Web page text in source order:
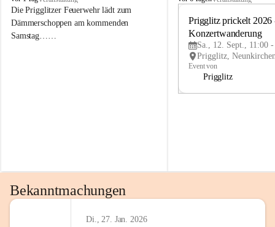
r
i
g
Die Prigglitzer Feuerwehr lädt zum
Dämmerschoppen am kommenden
Samstag……
Prigglitz prickelt 2026
Konzertwanderung
Sa., 12. Sept., 11:00
Event von
Prigglitz
Bekanntmachungen
Di., 27. Jan. 2026